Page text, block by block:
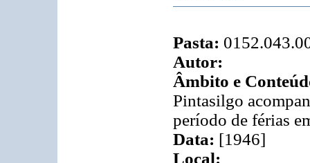
Pasta:
Autor:
Âmbito e
Pintasilgo
período de férias
Data: [1946]
Local: